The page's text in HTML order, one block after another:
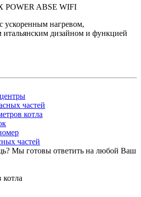
POWER ABSE WIFI
ускоренным нагревом,
итальянским дизайном и функцией
частей
котла
частей
Мы готовы ответить на любой Ваш